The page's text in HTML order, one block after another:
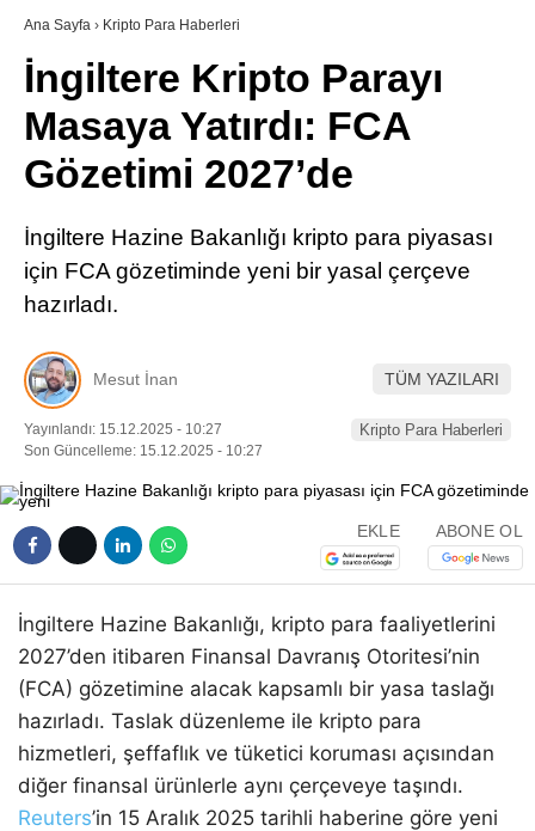
Youtube
TikTok
LinkedIn
SÖZLÜK
Ana Sayfa › Kripto Para Haberleri
İngiltere Kripto Parayı
Masaya Yatırdı: FCA
Gözetimi 2027’de
İngiltere Hazine Bakanlığı kripto para piyasası
için FCA gözetiminde yeni bir yasal çerçeve
hazırladı.
Mesut İnan TÜM YAZILARI
Yayınlandı: 15.12.2025 - 10:27
Son Güncelleme: 15.12.2025 - 10:27
Kripto Para Haberleri
EKLE ABONE OL
İngiltere Hazine Bakanlığı, kripto para faaliyetlerini
2027’den itibaren Finansal Davranış Otoritesi’nin
(FCA) gözetimine alacak kapsamlı bir yasa taslağı
hazırladı. Taslak düzenleme ile kripto para
hizmetleri, şeffaflık ve tüketici koruması açısından
diğer finansal ürünlerle aynı çerçeveye taşındı.
Reuters’in 15 Aralık 2025 tarihli haberine göre yeni